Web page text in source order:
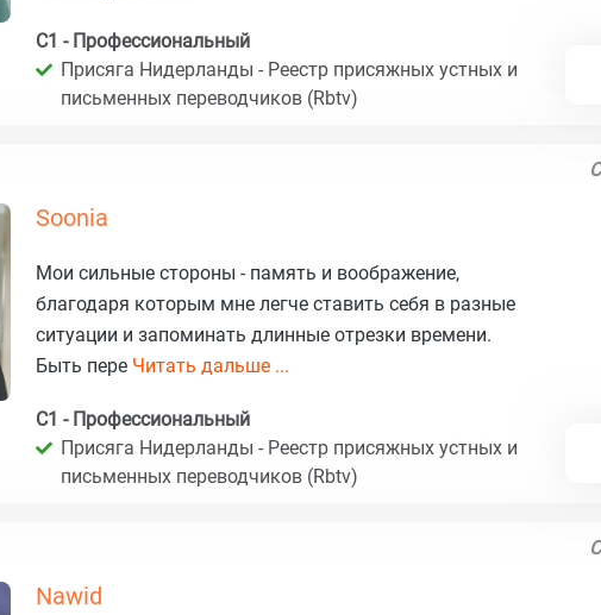
C1 - Профессиональный
Присяга Нидерланды - Реестр присяжных устных и
письменных переводчиков (Rbtv)
Soonia
Мои сильные стороны - память и воображение,
благодаря которым мне легче ставить себя в разные
ситуации и запоминать длинные отрезки времени.
Быть пере Читать дальше ...
C1 - Профессиональный
Присяга Нидерланды - Реестр присяжных устных и
письменных переводчиков (Rbtv)
Nawid